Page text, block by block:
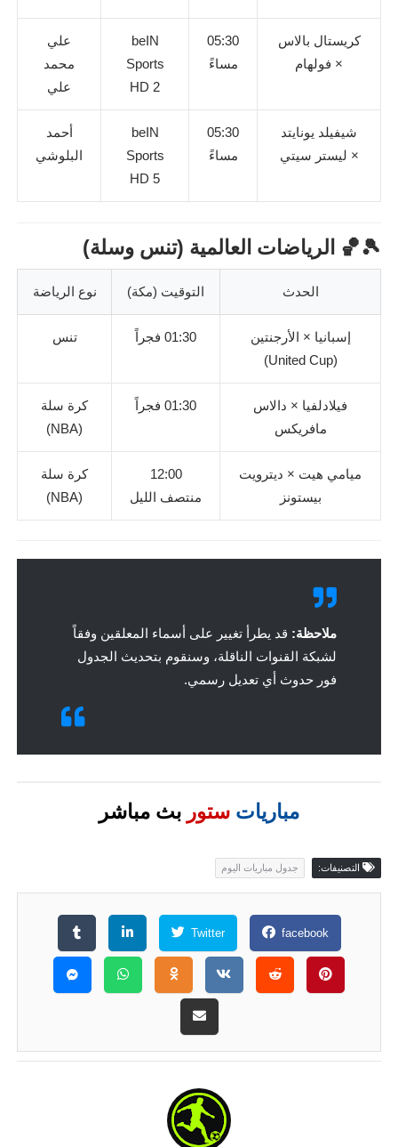
كريستال بالاس
× فولهام
05:30
مساءً
beIN
Sports
HD 2
علي
محمد
علي
شيفيلد يونايتد
× ليستر سيتي
05:30
مساءً
beIN
Sports
HD 5
أحمد
البلوشي
🎾🏀 الرياضات العالمية (تنس وسلة)
الحدث التوقيت (مكة) نوع الرياضة
إسبانيا × الأرجنتين
(United Cup)
01:30 فجراً تنس
فيلادلفيا × دالاس
مافريكس
01:30 فجراً
كرة سلة
(NBA)
ميامي هيت × ديترويت
بيستونز
12:00
منتصف الليل
كرة سلة
(NBA)
ملاحظة: قد يطرأ تغيير على أسماء المعلقين وفقاً
لشبكة القنوات الناقلة، وسنقوم بتحديث الجدول
فور حدوث أي تعديل رسمي.
مباريات ستور بث مباشر
التصنيفات: جدول مباريات اليوم
facebook
Twitter